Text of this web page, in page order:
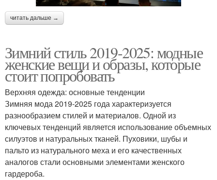
читать дальше →
Зимний стиль 2019-2025: модные
женские вещи и образы, которые
стоит попробовать
Верхняя одежда: основные тенденции
Зимняя мода 2019-2025 года характеризуется
разнообразием стилей и материалов. Одной из
ключевых тенденций является использование объемных
силуэтов и натуральных тканей. Пуховики, шубы и
пальто из натурального меха и его качественных
аналогов стали основными элементами женского
гардероба.